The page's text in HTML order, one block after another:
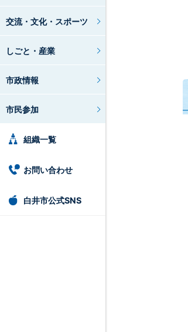
交流・文化・スポーツ
しごと・産業
市政情報
市民参加
組織一覧
お問い合わせ
白井市公式SNS